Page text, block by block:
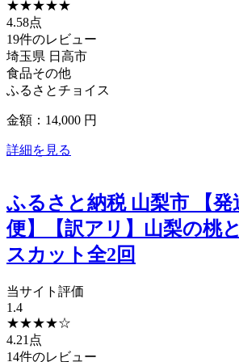
★★★★★
4.58点
19件のレビュー
埼玉県 日高市
食品その他
ふるさとチョイス
金額：14,000 円
詳細を見る
ふるさと納税 山梨市 【発
便】【訳アリ】山梨の桃
スカット全2回
当サイト評価
1.4
★★★★☆
4.21点
14件のレビュー